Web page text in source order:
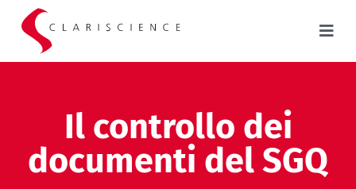
Il controllo dei
documenti del SGQ